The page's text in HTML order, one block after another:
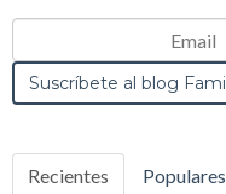
Recientes Populares